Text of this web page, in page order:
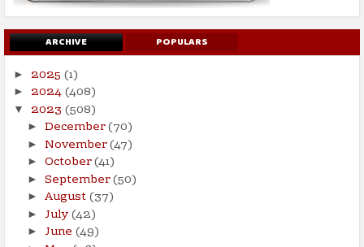
ARCHIVE POPULARS
► 2025 (1)
► 2024(408)
▼ 2023 (508)
► December(70)
► November(47)
► October(41)
► September(50)
► August(37)
► July(42)
► June (49)